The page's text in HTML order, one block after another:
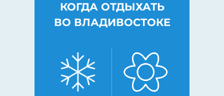
КОГДА ОТДЫХАТЬ
ВО ВЛАДИВОСТОКЕ